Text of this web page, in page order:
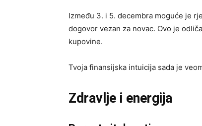
Između 3. i 5. decembra moguće je
dogovor vezan za novac. Ovo je
kupovine.
Tvoja finansijska intuicija sada je
Zdravlje i energija